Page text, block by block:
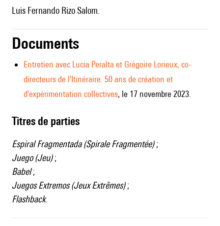
Luis Fernando Rizo Salom.
Documents
Entretien avec Lucia Peralta et Grégoire Lorieux, co-
directeurs de l'Itinéraire. 50 ans de création et
d'expérimentation collectives, le 17 novembre 2023.
Titres de parties
Espiral Fragmentada (Spirale Fragmentée);
Juego (Jeu);
Babel;
Juegos Extremos (Jeux Extrêmes);
Flashback.